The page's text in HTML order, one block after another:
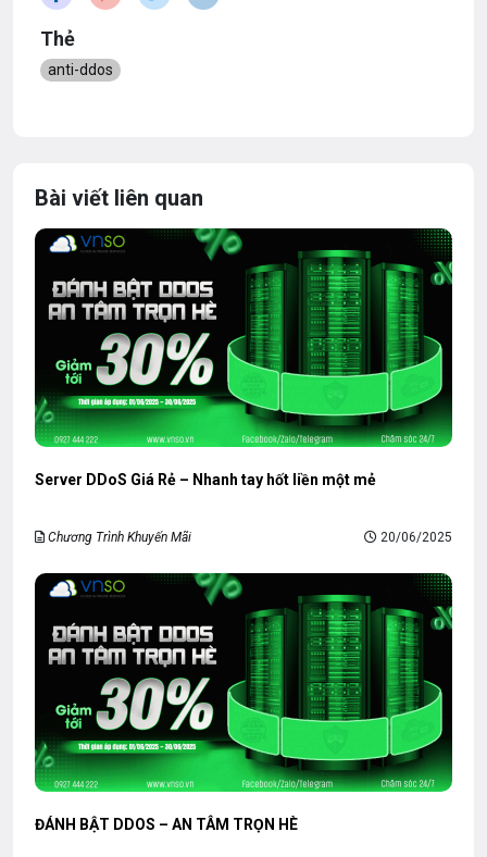
Thẻ
anti-ddos
Bài viết liên quan
Server DDoS Giá Rẻ – Nhanh tay hốt liền một mẻ
Chương Trình Khuyến Mãi 20/06/2025
ĐÁNH BẬT DDOS – AN TÂM TRỌN HÈ